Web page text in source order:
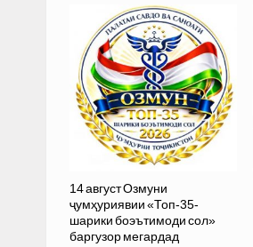
14 август Озмуни
ҷумҳуриявии «Топ-35-
шарики боэътимоди сол»
баргузор мегардад